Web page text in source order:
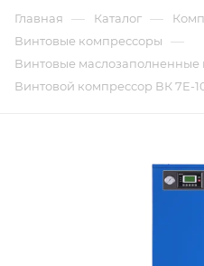
Главная — Каталог —
Винтовые компрессоры —
Винтовые маслозаполненные
Винтовой компрессор ВК 7E-